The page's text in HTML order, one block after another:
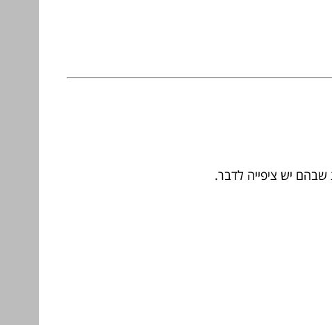
שבהם יש ציפייה לדבר.